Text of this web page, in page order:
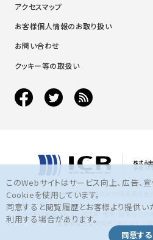
アクセスマップ
お客様個人情報のお取り扱い
お問い合わせ
クッキー等の取扱い
Copyright © 2016 株式会社情報通信総
当サイトに掲載されている記事・写真・図表など
情報通信総合研究所、またはその情
このWebサイトはサービス向上、広告、
Cookieを使用しています。
同意すると閲覧履歴とお客様より提供
利用する場合があります。
同意する